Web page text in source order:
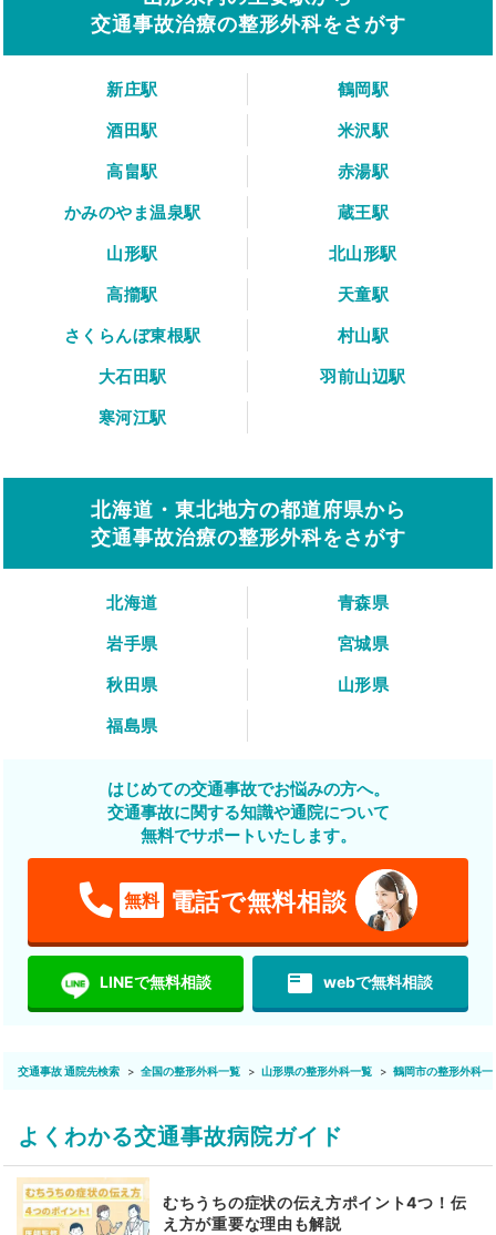
交通事故治療の整形外科をさがす
新庄駅
鶴岡駅
酒田駅
米沢駅
高畠駅
赤湯駅
かみのやま温泉駅
蔵王駅
山形駅
北山形駅
高擶駅
天童駅
さくらんぼ東根駅
村山駅
大石田駅
羽前山辺駅
寒河江駅
北海道・東北地方の都道府県から
交通事故治療の整形外科をさがす
北海道
青森県
岩手県
宮城県
秋田県
山形県
福島県
はじめての交通事故でお悩みの方へ。
交通事故に関する知識や通院について
無料でサポートいたします。
無料 電話で無料相談
LINEで無料相談 featured_play_list webで無料相談
交通事故 通院先検索 全国の整形外科一覧 山形県の整形外科一覧 鶴岡市の整形外科一
よくわかる交通事故病院ガイド
むちうちの症状の伝え方ポイント4つ！伝
え方が重要な理由も解説